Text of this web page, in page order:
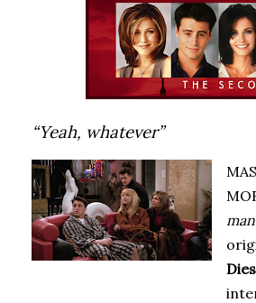
“Yeah, whatever”